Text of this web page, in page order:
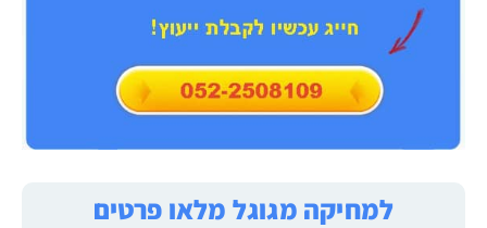
למחיקה מגוגל מלאו פרטים